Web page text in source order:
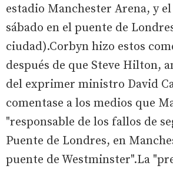
estadio Manchester Arena, y
sábado en el puente de
ciudad).Corbyn hizo estos
después de que Steve Hilton,
del exprimer ministro David
comentase a los medios que
"responsable de los fallos de
Puente de Londres, en
puente de Westminster".La